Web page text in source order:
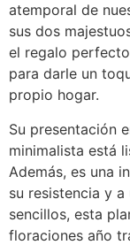
atemporal de
sus dos
el regalo
para darle un
propio hogar.
Su presentación
minimalista está
Además, es una
su resistencia y
sencillos, esta
floraciones año